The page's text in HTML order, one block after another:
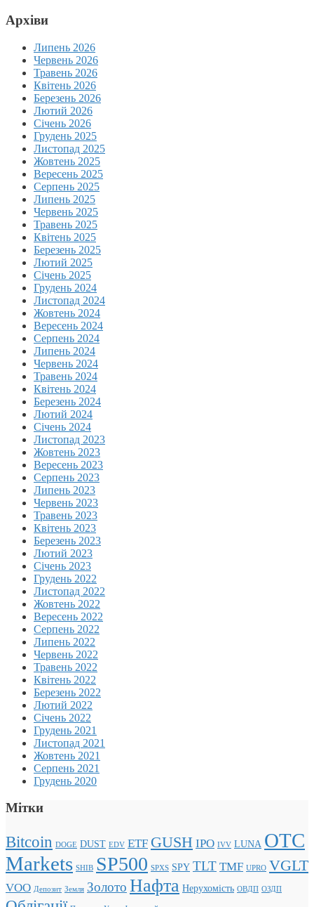
Архіви
Липень 2026
Червень 2026
Травень 2026
Квітень 2026
Березень 2026
Лютий 2026
Січень 2026
Грудень 2025
Листопад 2025
Жовтень 2025
Вересень 2025
Серпень 2025
Липень 2025
Червень 2025
Травень 2025
Квітень 2025
Березень 2025
Лютий 2025
Січень 2025
Грудень 2024
Листопад 2024
Жовтень 2024
Вересень 2024
Серпень 2024
Липень 2024
Червень 2024
Травень 2024
Квітень 2024
Березень 2024
Лютий 2024
Січень 2024
Листопад 2023
Жовтень 2023
Вересень 2023
Серпень 2023
Липень 2023
Червень 2023
Травень 2023
Квітень 2023
Березень 2023
Лютий 2023
Січень 2023
Грудень 2022
Листопад 2022
Жовтень 2022
Вересень 2022
Серпень 2022
Липень 2022
Червень 2022
Травень 2022
Квітень 2022
Березень 2022
Лютий 2022
Січень 2022
Грудень 2021
Листопад 2021
Жовтень 2021
Серпень 2021
Грудень 2020
Мітки
Bitcoin DOGE DUST EDV ETF GUSH IPO IVV LUNA OTC
Markets SHIB SP500 SPXS SPY TLT TMF UPRO VGLT
VOO Депозит Земля Золото Нафта Нерухомість ОВДП ОЗДП